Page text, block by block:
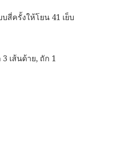
สี่ครั้งให้โยน 41 เย็บ
เส้นด้าย, ถัก 1